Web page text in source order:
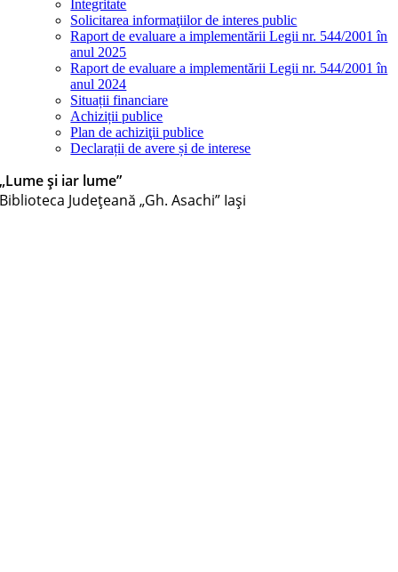
Integritate
Solicitarea informaţiilor de interes public
Raport de evaluare a implementării Legii nr. 544/2001 în
anul 2025
Raport de evaluare a implementării Legii nr. 544/2001 în
anul 2024
Situații financiare
Achiziții publice
Plan de achiziţii publice
Declarații de avere și de interese
„Lume și iar lume”
Biblioteca Judeţeană „Gh. Asachi” Iaşi